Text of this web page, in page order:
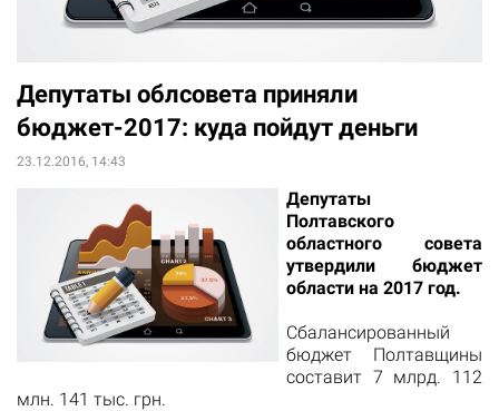
Депутаты облсовета приняли
бюджет-2017: куда пойдут деньги
23.12.2016, 14:43
Депутаты
Полтавского
областного совета
утвердили бюджет
области на 2017 год.
Сбалансированный
бюджет Полтавщины
составит 7 млрд. 112
млн. 141 тыс. грн.